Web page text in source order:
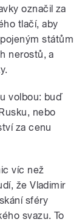
označil za
tlačí, aby
státům
nerostů, a
volbou: buď
nebo
za cenu
víc než
že Vladimir
sféry
svazu. To